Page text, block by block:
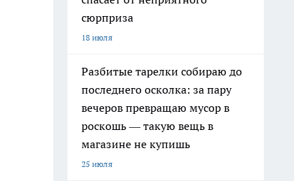
сюрприза
18 июля
Разбитые тарелки собираю до
последнего осколка: за пару
вечеров превращаю мусор в
роскошь — такую вещь в
магазине не купишь
25 июля